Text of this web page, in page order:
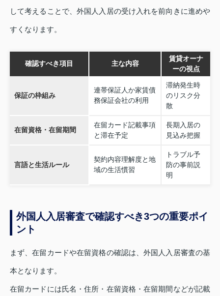
して考えることで、外国人入居の受け入れを前向きに進めや
すくなります。
確認すべき項目 主な内容
賃貸オーナ
ーの視点
保証の枠組み
連帯保証人か家賃債
務保証会社の利用
滞納発生時
のリスク分
散
在留資格・在留期間
在留カード記載事項
と滞在予定
長期入居の
見込み把握
言語と生活ルール
契約内容理解度と地
域の生活慣習
トラブル予
防の事前説
明
外国人入居審査で確認すべき3つの重要ポイ
ント
まず、在留カードや在留資格の確認は、外国人入居審査の基
本となります。
在留カードには氏名・住所・在留資格・在留期間などが記載